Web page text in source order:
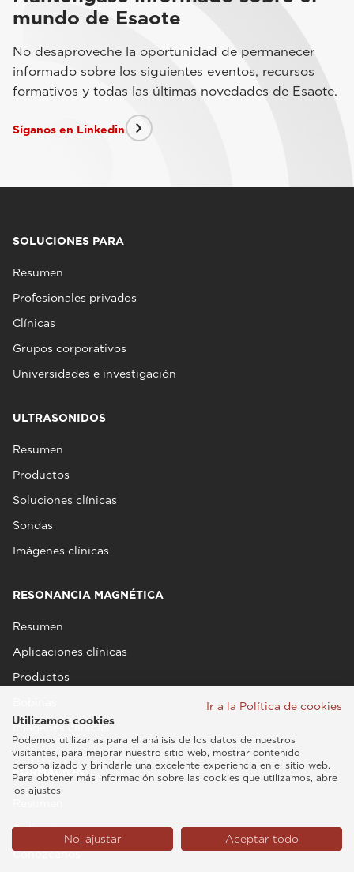
mundo de Esaote
No desaproveche la oportunidad de permanecer
informado sobre los siguientes eventos, recursos
formativos y todas las últimas novedades de Esaote.
Síganos en Linkedin
SOLUCIONES PARA
Resumen
Profesionales privados
Clínicas
Grupos corporativos
Universidades e investigación
ULTRASONIDOS
Resumen
Productos
Soluciones clínicas
Sondas
Imágenes clínicas
RESONANCIA MAGNÉTICA
Resumen
Aplicaciones clínicas
Productos
Imágenes clínicas
FORMACIÓN
Aplicaciones
Conózcanos
Ir a la Política de cookies
Utilizamos cookies
Podemos utilizarlas para el análisis de los datos de nuestros
visitantes, para mejorar nuestro sitio web, mostrar contenido
personalizado y brindarle una excelente experiencia en el sitio web.
Para obtener más información sobre las cookies que utilizamos, abre
los ajustes.
No, ajustar Aceptar todo